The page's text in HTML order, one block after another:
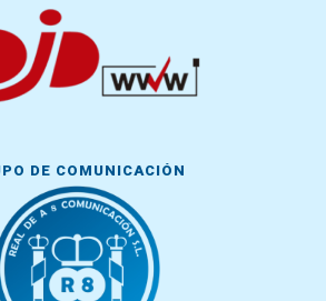
DE COMUNICACIÓN